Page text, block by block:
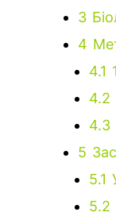
3
4
4.1
4.2
4.3
5
5.1
5.2